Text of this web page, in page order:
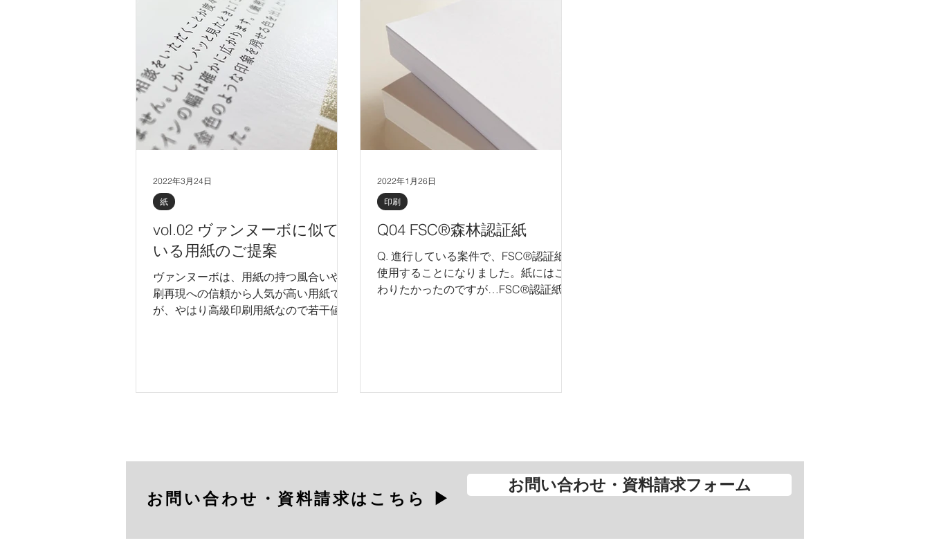
vol.02 ヴァンヌーボに似て
いる用紙のご提案
ヴァンヌーボは、用紙の持つ風合いや印
刷再現への信頼から人気が高い用紙です
が、やはり高級印刷用紙なので若干値段
ご紹介したいと思います。
紙
2022年3月24日
Q04 FSC®森林認証紙
Q. 進行している案件で、FSC®認証紙を
使用することになりました。紙にはこだ
わりたかったのですが…FSC®認証紙で
印刷
2022年1月26日
お問い合わせ・資料請求はこちら ▶
お問い合わせ・​資料請求フォーム